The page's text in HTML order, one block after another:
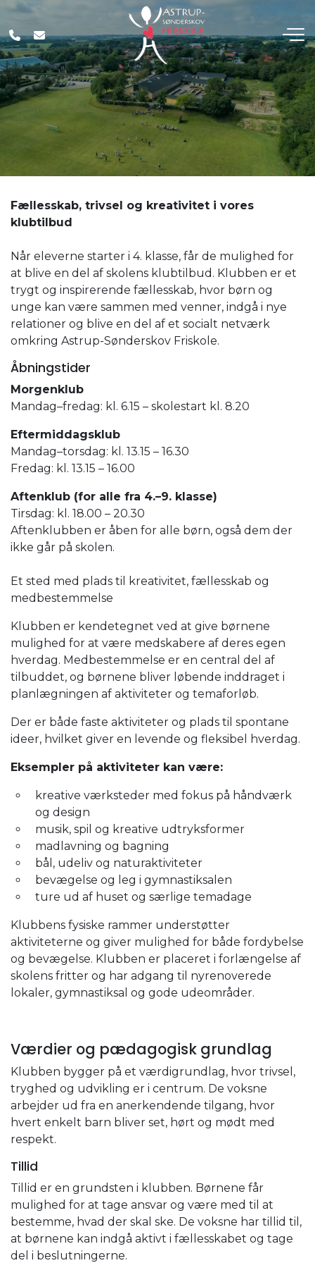
Gå
hovedindhold
Fællesskab, trivsel og kreativitet i vores
klubtilbud
Når eleverne starter i 4. klasse, får de mulighed for
at blive en del af skolens klubtilbud. Klubben er et
trygt og inspirerende fællesskab, hvor børn og
unge kan være sammen med venner, indgå i nye
relationer og blive en del af et socialt netværk
omkring Astrup-Sønderskov Friskole.
Åbningstider
Morgenklub
Mandag–fredag: kl. 6.15 – skolestart kl. 8.20
Eftermiddagsklub
Mandag–torsdag: kl. 13.15 – 16.30
Fredag: kl. 13.15 – 16.00
Aftenklub (for alle fra 4.–9. klasse)
Tirsdag: kl. 18.00 – 20.30
Aftenklubben er åben for alle børn, også dem der
ikke går på skolen.
Et sted med plads til kreativitet, fællesskab og
medbestemmelse
Klubben er kendetegnet ved at give børnene
mulighed for at være medskabere af deres egen
hverdag. Medbestemmelse er en central del af
tilbuddet, og børnene bliver løbende inddraget i
planlægningen af aktiviteter og temaforløb.
Der er både faste aktiviteter og plads til spontane
ideer, hvilket giver en levende og fleksibel hverdag.
Eksempler på aktiviteter kan være:
kreative værksteder med fokus på håndværk
og design
musik, spil og kreative udtryksformer
madlavning og bagning
bål, udeliv og naturaktiviteter
bevægelse og leg i gymnastiksalen
ture ud af huset og særlige temadage
Klubbens fysiske rammer understøtter
aktiviteterne og giver mulighed for både fordybelse
og bevægelse. Klubben er placeret i forlængelse af
skolens fritter og har adgang til nyrenoverede
lokaler, gymnastiksal og gode udeområder.
Værdier og pædagogisk grundlag
Klubben bygger på et værdigrundlag, hvor trivsel,
tryghed og udvikling er i centrum. De voksne
arbejder ud fra en anerkendende tilgang, hvor
hvert enkelt barn bliver set, hørt og mødt med
respekt.
Tillid
Tillid er en grundsten i klubben. Børnene får
mulighed for at tage ansvar og være med til at
bestemme, hvad der skal ske. De voksne har tillid til,
at børnene kan indgå aktivt i fællesskabet og tage
del i beslutningerne.